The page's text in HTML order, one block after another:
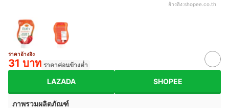
อ้างอิง:shopee.co.th
ราคาอ้างอิง
31 บาท ราคาค่อนข้างต่ำ
LAZADA SHOPEE
ภาพรวมผลิตภัณฑ์